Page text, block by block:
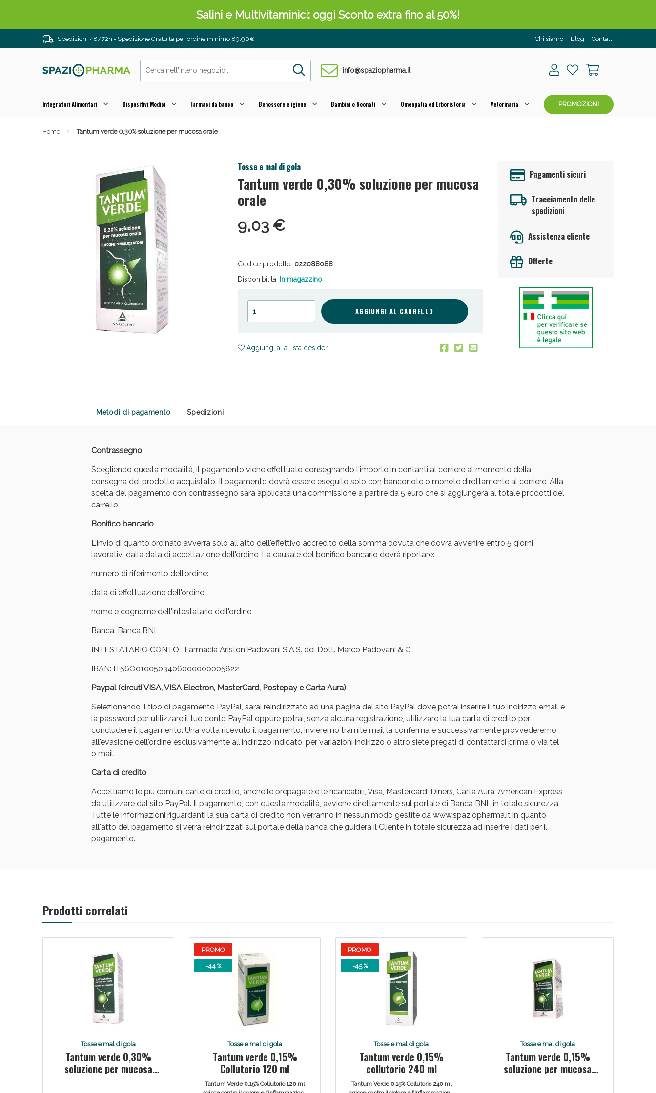
Spedizioni 48/72h - Spedizione Gratuita per ordine minimo 89,90€ Chi siamo Blog Contatti
info@spaziopharma.it
Integratori Alimentari Dispositivi Medici Farmaci da banco Benessere e igiene Bambini e Neonati Omeopatia ed Erboristeria Veterinaria PROMOZIONI
Home Tantum verde 0,30% soluzione per mucosa orale
Tosse e mal di gola
Tantum verde 0,30% soluzione per mucosa
orale
9,03 €
Codice prodotto: 022088088
Disponibilità: In magazzino
AGGIUNGI AL CARRELLO
Aggiungi alla lista desideri
Pagamenti sicuri
Tracciamento delle
spedizioni
Assistenza cliente
Offerte
Metodi di pagamento Spedizioni
Contrassegno
Scegliendo questa modalità, il pagamento viene effettuato consegnando l'importo in contanti al corriere al momento della
consegna del prodotto acquistato. Il pagamento dovrà essere eseguito solo con banconote o monete direttamente al corriere. Alla
scelta del pagamento con contrassegno sarà applicata una commissione a partire da 5 euro che si aggiungerà al totale prodotti del
carrello.
Bonifico bancario
L'invio di quanto ordinato avverrà solo all'atto dell'effettivo accredito della somma dovuta che dovrà avvenire entro 5 giorni
lavorativi dalla data di accettazione dell'ordine. La causale del bonifico bancario dovrà riportare:
numero di riferimento dell'ordine:
data di effettuazione dell'ordine
nome e cognome dell'intestatario dell'ordine
Banca: Banca BNL
INTESTATARIO CONTO : Farmacia Ariston Padovani S.A.S. del Dott. Marco Padovani & C
IBAN: IT56O0100503406000000005822
Paypal (circuti VISA, VISA Electron, MasterCard, Postepay e Carta Aura)
Selezionando il tipo di pagamento PayPal, sarai reindirizzato ad una pagina del sito PayPal dove potrai inserire il tuo indirizzo email e
la password per utilizzare il tuo conto PayPal oppure potrai, senza alcuna registrazione, utilizzare la tua carta di credito per
concludere il pagamento. Una volta ricevuto il pagamento, invieremo tramite mail la conferma e successivamente provvederemo
all'evasione dell'ordine esclusivamente all'indirizzo indicato, per variazioni indirizzo o altro siete pregati di contattarci prima o via tel
o mail.
Carta di credito
Accettiamo le più comuni carte di credito, anche le prepagate e le ricaricabili, Visa, Mastercard, Diners, Carta Aura, American Express
da utilizzare dal sito PayPal. Il pagamento, con questa modalità, avviene direttamente sul portale di Banca BNL in totale sicurezza.
Tutte le informazioni riguardanti la sua carta di credito non verranno in nessun modo gestite da www.spaziopharma.it in quanto
all'atto del pagamento si verrà reindirizzati sul portale della banca che guiderà il Cliente in totale sicurezza ad inserire i dati per il
pagamento.
Prodotti correlati
Tosse e mal di gola
Tantum verde 0,30%
soluzione per mucosa
PROMO
-44 %
Tosse e mal di gola
Tantum verde 0,15%
Collutorio 120 ml
Tantum Verde 0,15% Collutorio 120 ml
PROMO
-45 %
Tosse e mal di gola
Tantum verde 0,15%
collutorio 240 ml
Tantum Verde 0,15% Collutorio 240 ml
Tosse e mal di gola
Tantum verde 0,15%
soluzione per mucosa
Salini e Multivitaminici: oggi Sconto extra fino al 50%!
Anticellulite e Fanghi: Sconto fino al 40% valido oggi!
Anticellulite e Fanghi: Sconto fino al 40% valido oggi!
Benessere Intestinale: Sconto fino al 55% valido oggi!